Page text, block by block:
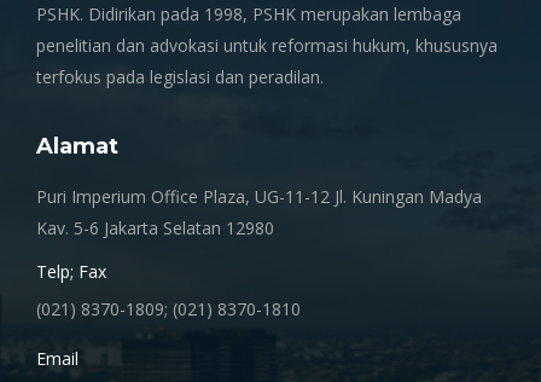
PSHK. Didirikan pada 1998, PSHK merupakan lembaga
penelitian dan advokasi untuk reformasi hukum, khususnya
terfokus pada legislasi dan peradilan.
Alamat
Puri Imperium Office Plaza, UG-11-12 Jl. Kuningan Madya
Kav. 5-6 Jakarta Selatan 12980
Telp; Fax
(021) 8370-1809; (021) 8370-1810
Email